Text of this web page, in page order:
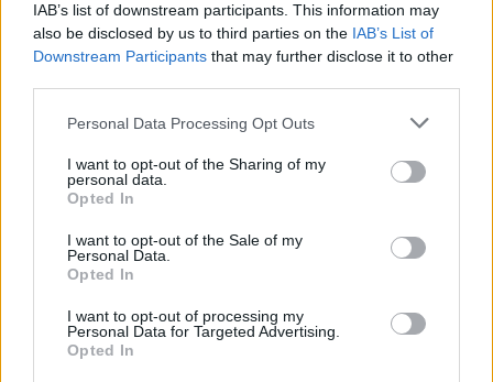
IAB’s list of downstream participants. This information may
also be disclosed by us to third parties on the IAB’s List of
Downstream Participants that may further disclose it to other
Please note that this website/app uses one or more Google
not limited to your visit or usage behaviour. You may click to
grant or deny consent to Google and its third-party tags to
use your data for below specified purposes in below Google
consent section.
Personal Data Processing Opt Outs
I want to opt-out of the Sharing of my
personal data.
Opted In
I want to opt-out of the Sale of my
Personal Data.
Opted In
I want to opt-out of processing my
Personal Data for Targeted Advertising.
Opted In
Η Κυριακή προβλέπεται η πιο «επικίνδυνη» ημέρα
με καταιγίδες στη δυτική και κεντρική Ελλάδα και
στο Ιόνιο όπως και σε περιοχές της κεντρικής
Μακεδονίας. Βροχερός αναμένεται ο καιρός και
στην Αττική.